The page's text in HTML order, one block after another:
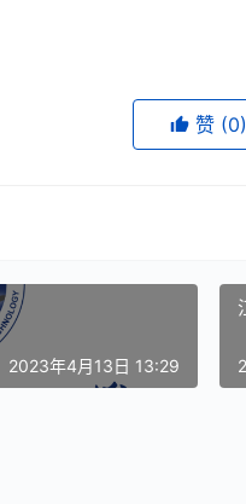
赞 (0)
2023年4月13日 13:29